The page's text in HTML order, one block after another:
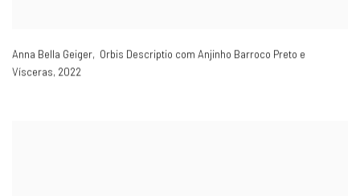
Anna Bella Geiger, Orbis Descriptio com Anjinho Barroco Preto e
Vísceras, 2022